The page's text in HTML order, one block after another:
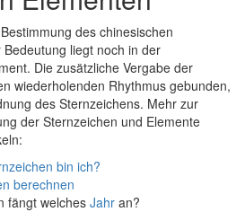
des chinesischen
liegt noch in der
Die zusätzliche Vergabe der
wiederholenden Rhythmus gebunden,
des Sternzeichens. Mehr zur
der Sternzeichen und Elemente
bin ich?
berechnen
fängt welches Jahr an?